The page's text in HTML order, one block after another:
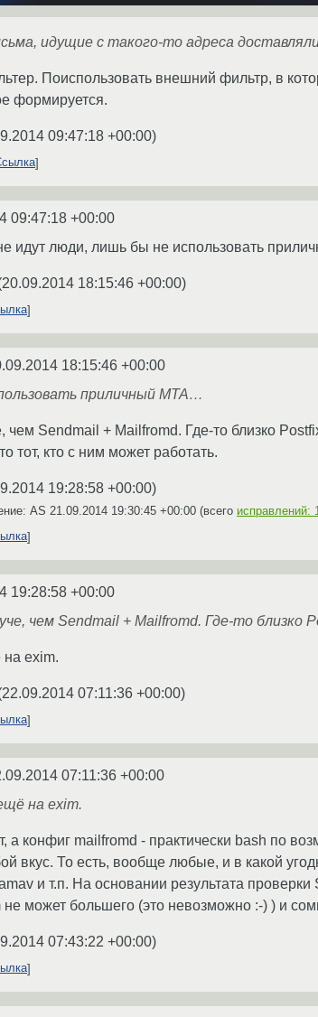
идущие с такого-то адреса
Поиспользовать внешний фильтр, в
формируется.
09:47:18 +00:00)
09:47:18 +00:00
идут люди, лишь бы не использовать
20.09.2014 18:15:46 +00:00)
18:15:46 +00:00
приличный MTA…
чем Sendmail + Mailfromd. Где-то близко
тот, кто с ним может работать.
19:28:58 +00:00)
AS 21.09.2014 19:30:45 +00:00 (всего исправлений: 1
19:28:58 +00:00
чем Sendmail + Mailfromd. Где-то близко
exim.
22.09.2014 07:11:36 +00:00)
07:11:36 +00:00
на exim.
а конфиг mailfromd - практически bash по
вкус. То есть, вообще любые, и в какой
и т.п. На основании результата
не может большего (это невозможно :-) ) и
07:43:22 +00:00)